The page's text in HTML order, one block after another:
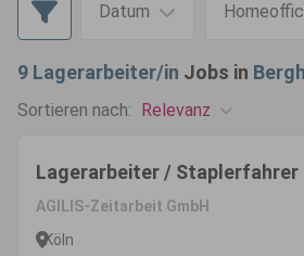
Datum
9 Lagerarbeiter/in Jobs in
Sortieren nach: Relevanz
Lagerarbeiter /
AGILIS-Zeitarbeit GmbH
Köln